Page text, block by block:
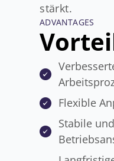
stärkt.
ADVANTAGES
Flexible
Stabile